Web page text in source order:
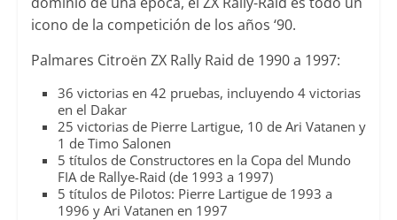
icono de la competición de los años ‘90.
Palmares Citroën ZX Rally Raid de 1990 a 1997:
36 victorias en 42 pruebas, incluyendo 4 victorias
en el Dakar
25 victorias de Pierre Lartigue, 10 de Ari Vatanen y
1 de Timo Salonen
5 títulos de Constructores en la Copa del Mundo
FIA de Rallye-Raid (de 1993 a 1997)
5 títulos de Pilotos: Pierre Lartigue de 1993 a
1996 y Ari Vatanen en 1997